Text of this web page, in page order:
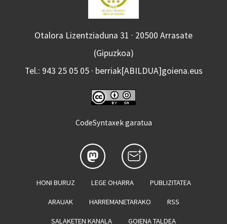
Otalora Lizentziaduna 31 · 20500 Arrasate
(Gipuzkoa)
Tel.: 943 25 05 05 · berriak[ABILDUA]goiena.eus
CodeSyntaxek garatua
HONI BURUZ LEGE OHARRA PUBLIZITATEA
ARAUAK HARREMANETARAKO RSS
SALAKETEN KANALA GOIENA TALDEA